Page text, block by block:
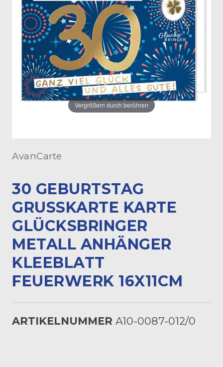
Vergrößern durch berühren
AvanCarte
30 GEBURTSTAG
GRUSSKARTE KARTE G
LÜCKSBRINGER M
ETALL ANHÄNGER K
LEEBLATT F
EUERWERK 16X11CM
ARTIKELNUMMER A10-0087-012/0